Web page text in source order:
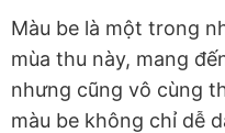
Màu be là một trong
mùa thu này, mang
nhưng cũng vô cùng
màu be không chỉ dễ